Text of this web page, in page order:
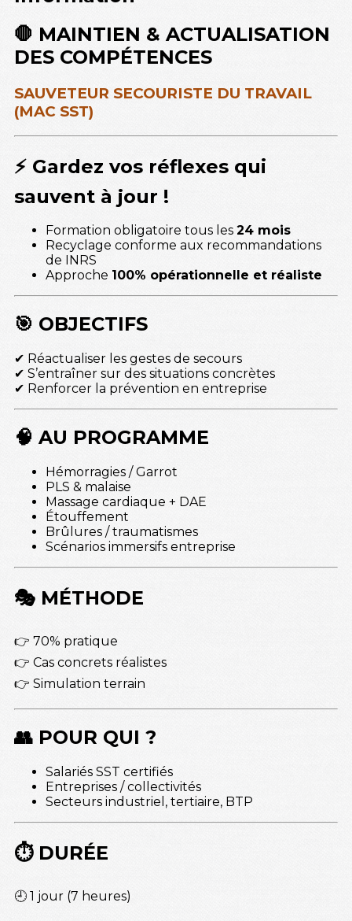
🛑 MAINTIEN & ACTUALISATION
DES COMPÉTENCES
SAUVETEUR SECOURISTE DU TRAVAIL
(MAC SST)
⚡ Gardez vos réflexes qui
sauvent à jour !
Formation obligatoire tous les 24 mois
Recyclage conforme aux recommandations
de INRS
Approche 100% opérationnelle et réaliste
🎯 OBJECTIFS
✔ Réactualiser les gestes de secours
✔ S’entraîner sur des situations concrètes
✔ Renforcer la prévention en entreprise
🧠 AU PROGRAMME
Hémorragies / Garrot
PLS & malaise
Massage cardiaque + DAE
Étouffement
Brûlures / traumatismes
Scénarios immersifs entreprise
🎭 MÉTHODE
👉 70% pratique
👉 Cas concrets réalistes
👉 Simulation terrain
👥 POUR QUI ?
Salariés SST certifiés
Entreprises / collectivités
Secteurs industriel, tertiaire, BTP
⏱️ DURÉE
🕘 1 jour (7 heures)